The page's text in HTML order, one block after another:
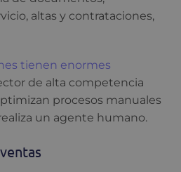
altas y contrataciones,
tienen enormes
de alta competencia
procesos manuales
un agente humano.